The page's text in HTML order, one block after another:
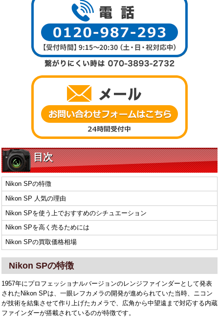
目次
Nikon SPの特徴
Nikon SP 人気の理由
Nikon SPを使う上でおすすめのシチュエーション
Nikon SPを高く売るためには
Nikon SPの買取価格相場
Nikon SPの特徴
1957年にプロフェッショナルバージョンのレンジファインダーとして発表
されたNikon SPは、一眼レフカメラの開発が進められていた当時、ニコン
が技術を結集させて作り上げたカメラで、広角から中望遠まで対応する内蔵
ファインダーが搭載されているのが特徴です。